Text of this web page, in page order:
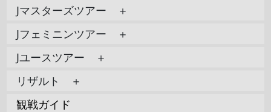
Jマスターズツアー ＋
Jフェミニンツアー ＋
Jユースツアー ＋
リザルト ＋
観戦ガイド